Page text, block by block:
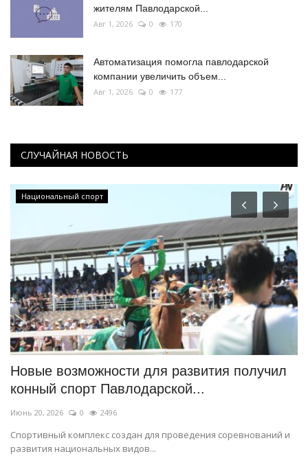
жителям Павлодарской...
Авг 1, 2026 0 170
Автоматизация помогла павлодарской
компании увеличить объем...
Авг 1, 2026 0 177
СЛУЧАЙНАЯ НОВОСТЬ
Национальный спорт
Новые возможности для развития получил
конный спорт Павлодарской...
Июнь 20, 2026 0 2496
Спортивный комплекс создан для проведения соревнований и
развития национальных видов...